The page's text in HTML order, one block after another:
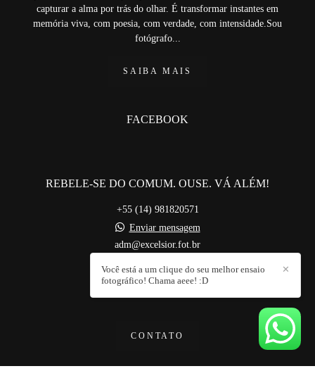
capturar a alma por trás do olhar. É transformar instantes em
memória viva, com poesia, com verdade, com intensidade.Sou
fotógrafo...
SAIBA MAIS
FACEBOOK
REBELE-SE DO COMUM. OUSE. VÁ ALÉM!
+55 (14) 981820571
Enviar mensagem
adm@excelsior.fot.br
CONTATO
✕
Você está a um clique do seu melhor ensaio
fotográfico! Chama aeee! :D